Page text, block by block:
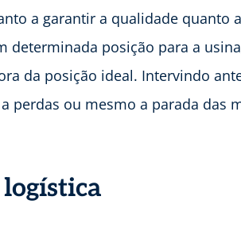
a garantir a qualidade quanto
determinada posição para a
da posição ideal. Intervindo
perdas ou mesmo a parada das